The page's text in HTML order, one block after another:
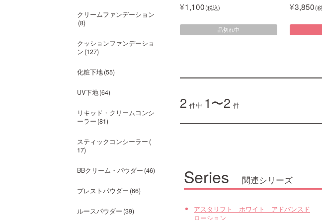
1,100
品切れ中
3,850
2 件中 1〜2 件
Series 関連シリーズ
アスタリフト ホワイト アドバンスド
ローション
クリームファンデーション
8
クッションファンデーショ
ン 127
化粧下地 55
UV下地 64
リキッド・クリームコンシ
ーラー 81
スティックコンシーラー
17
BBクリーム・パウダー 46
プレストパウダー 66
ルースパウダー 39